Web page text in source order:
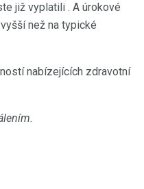
již vyplatili . A úrokové
než na typické
nabízejících zdravotní